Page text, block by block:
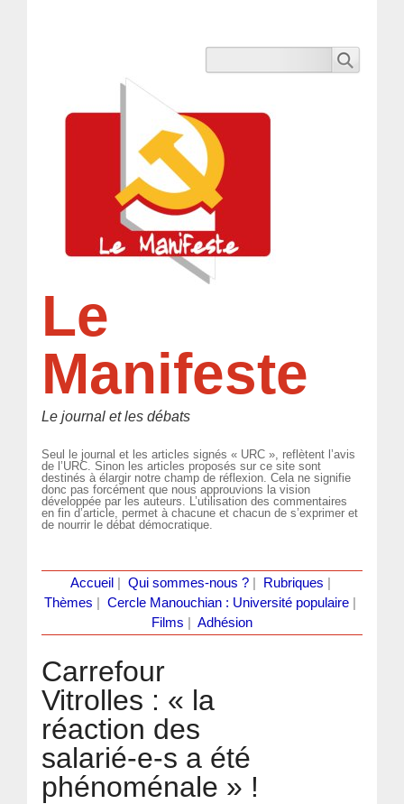
Le
Manifeste
Le journal et les débats
Seul le journal et les articles signés « URC », reflètent l’avis
de l’URC. Sinon les articles proposés sur ce site sont
destinés à élargir notre champ de réflexion. Cela ne signifie
donc pas forcément que nous approuvions la vision
développée par les auteurs. L’utilisation des commentaires
en fin d’article, permet à chacune et chacun de s’exprimer et
de nourrir le débat démocratique.
Accueil Qui sommes-nous ?| Rubriques
Thèmes
Cercle Manouchian : Université populaire
Films
Adhésion
Carrefour
Vitrolles : « la
réaction des
salarié-e-s a été
phénoménale » !